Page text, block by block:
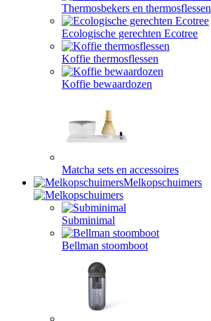
Thermosbekers en thermosflessen
Ecologische gerechten Ecotree
Koffie thermosflessen
Koffie bewaardozen
Matcha sets en accessoires
Melkopschuimers
Subminimal
Bellman stoomboot